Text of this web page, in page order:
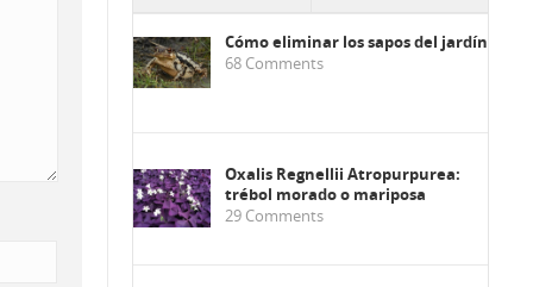
Cómo eliminar los sapos del jardín
68 Comments
Oxalis Regnellii Atropurpurea:
trébol morado o mariposa
29 Comments